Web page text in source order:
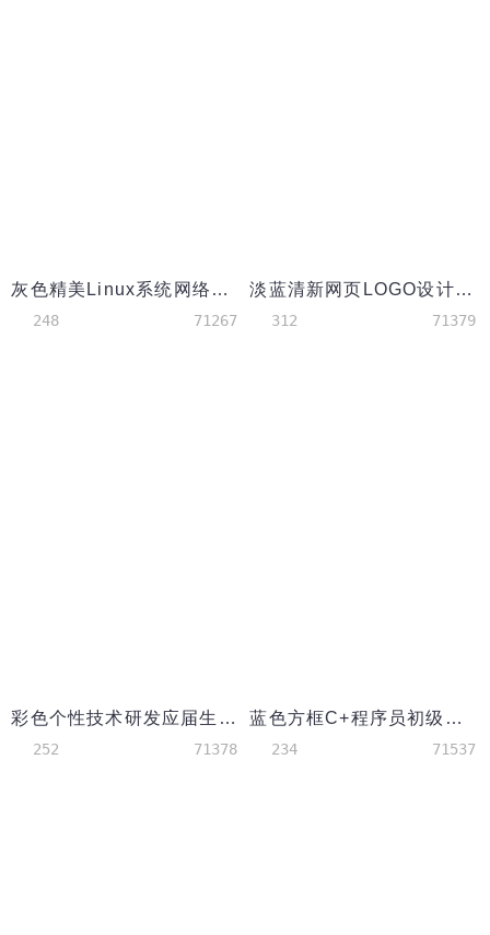
灰色精美Linux系统网络工程师简历模板
248 71267
淡蓝清新网页LOGO设计师简历模板
312 71379
彩色个性技术研发应届生简历模板
252 71378
蓝色方框C+程序员初级简历模板
234 71537